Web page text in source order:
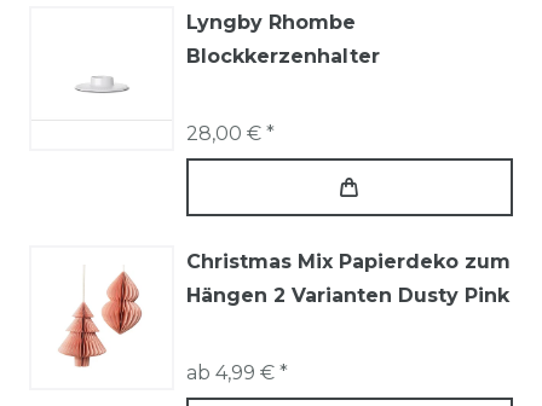
Lyngby Rhombe
Blockkerzenhalter
28,00 € *
Christmas Mix Papierdeko zum
Hängen 2 Varianten Dusty Pink
ab 4,99 € *